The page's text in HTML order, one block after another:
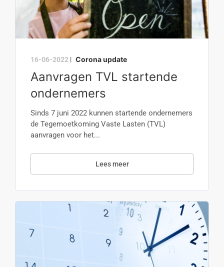
16-06-2022 | Corona update
Aanvragen TVL startende
ondernemers
Sinds 7 juni 2022 kunnen startende ondernemers
de Tegemoetkoming Vaste Lasten (TVL)
aanvragen voor het...
Lees meer